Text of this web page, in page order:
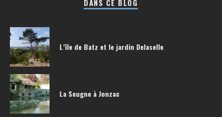
DANS CE BLOG
L’île de Batz et le jardin Delaselle
La Seugne à Jonzac